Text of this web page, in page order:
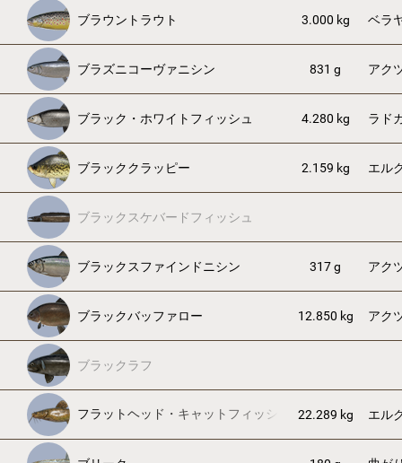
ブラウントラウト 3.000 kg ベラ
ブラズニコーヴァニシン 831 g アク
ブラック・ホワイトフィッシュ 4.280 kg ラド
ブラッククラッピー 2.159 kg エル
ブラックスケバードフィッシュ
ブラックスファインドニシン 317 g アク
ブラックバッファロー 12.850 kg アク
ブラックラフ
フラットヘッド・キャットフィッシュ 22.289 kg エル